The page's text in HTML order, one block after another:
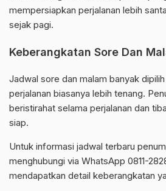
mempersiapkan perjalanan lebih
sejak pagi.
Keberangkatan Sore Dan
Jadwal sore dan malam banyak
perjalanan biasanya lebih tenang.
beristirahat selama perjalanan dan
siap.
Untuk informasi jadwal terbaru
menghubungi via WhatsApp 0811-
mendapatkan detail keberangkatan